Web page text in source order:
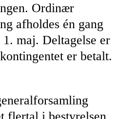
Ordinær
afholdes én gang
maj. Deltagelse er
er betalt.